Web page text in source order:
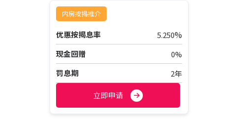
内房按揭推介
优惠按揭息率 5.250%
现金回赠
0%
罚息期
2年
立即申请